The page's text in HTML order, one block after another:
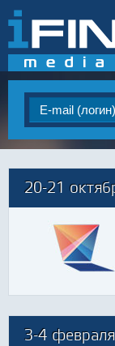
20-21
3-4